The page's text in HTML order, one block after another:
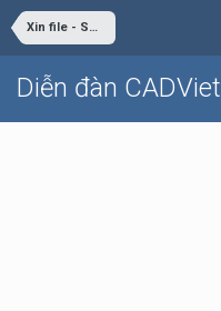
Xin file - Share file
Diễn đàn CADViet